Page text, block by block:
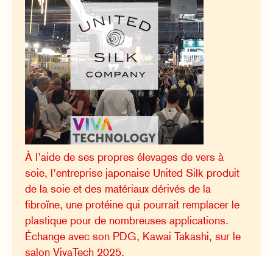
À l’aide de ses propres élevages de vers à
soie, l’entreprise japonaise United Silk produit
de la soie et des matériaux dérivés de la
fibroïne, une protéine qui pourrait remplacer le
plastique pour de nombreuses applications.
Échange avec son PDG, Kawai Takashi, sur le
salon VivaTech 2025.